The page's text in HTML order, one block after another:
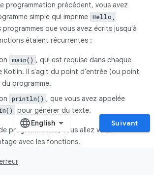
programmation précédent, vous avez
simple qui imprime Hello,
programmes que vous avez écrits jusqu'à
étaient récurrentes :
main() , qui est requise dans chaque
Kotlin. Il s'agit du point d'entrée (ou point
programme.
println() , que vous avez appelée
pour générer du texte.
programmation, vous allez vous
avec les fonctions.
permettent de diviser le code en
Suivant